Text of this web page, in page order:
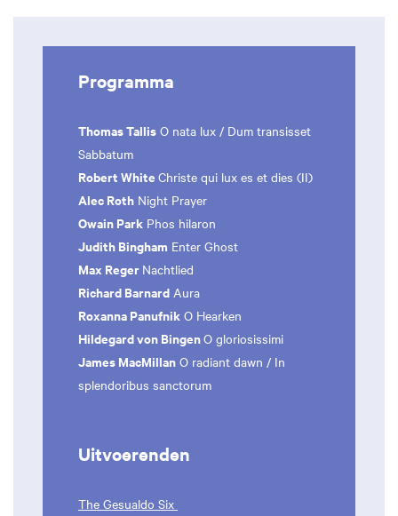
Programma
Thomas Tallis O nata lux / Dum transisset
Sabbatum
Robert White Christe qui lux es et dies (II)
Alec Roth Night Prayer
Owain Park Phos hilaron
Judith Bingham Enter Ghost
Max Reger Nachtlied
Richard Barnard Aura
Roxanna Panufnik O Hearken
Hildegard von BingenO gloriosissimi
James MacMillan O radiant dawn / In
splendoribus sanctorum
Uitvoerenden
The Gesualdo Six